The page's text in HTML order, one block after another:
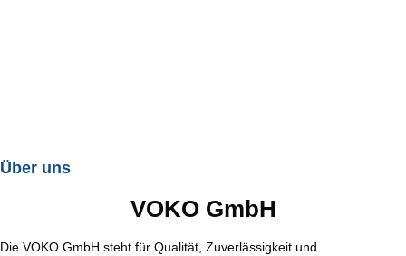
Über uns
VOKO GmbH
Die VOKO GmbH steht für Qualität, Zuverlässigkeit und